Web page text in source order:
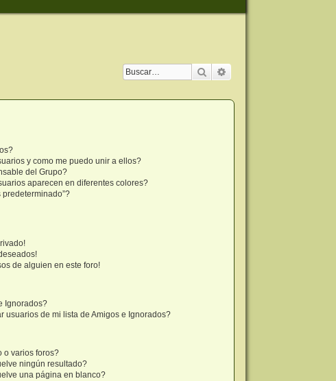
Buscar
y como me puedo unir a ellos?
del Grupo?
aparecen en diferentes colores?
predeterminado”?
de alguien en este foro!
Ignorados?
usuarios de mi lista de Amigos e Ignorados?
o varios foros?
ningún resultado?
una página en blanco?